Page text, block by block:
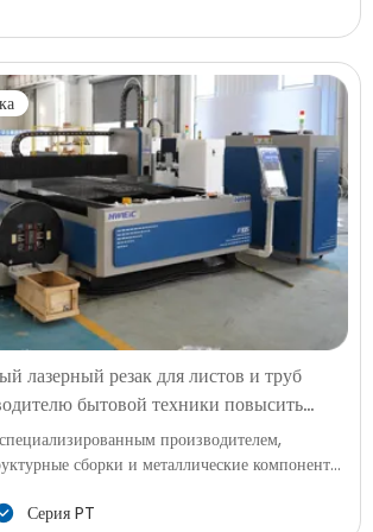
производства в рамках Видения 2030
решение для лазерной резки волокном
размера, способное обеспечивать
высокую мощность и долгосрочную
oversized листов.
лазерный резак для листов и труб
бытовой техники повысить
специализированным производителем,
сборки и металлические компоненты
для охлаждения воздуха и кухонные
Серия PT